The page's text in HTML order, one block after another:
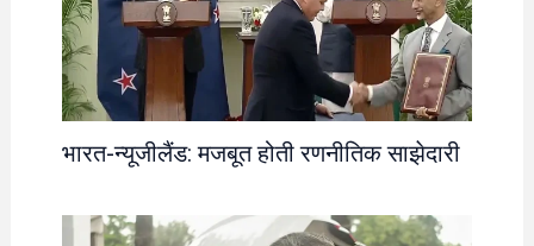
भारत-न्यूजीलैंड: मजबूत होती रणनीतिक साझेदारी